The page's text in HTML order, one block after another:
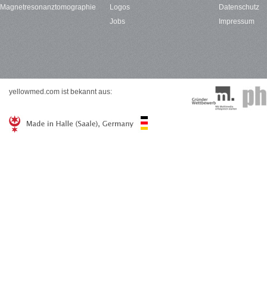
Magnetresonanztomographie
Logos
Jobs
Datenschutz
Impressum
yellowmed.com ist bekannt aus: